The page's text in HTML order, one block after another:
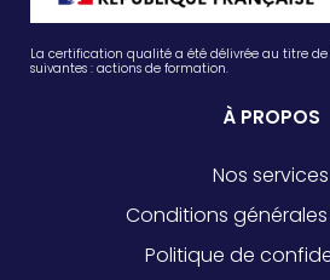
La certification qualité a été délivrée au titre de
suivantes : actions de formation.
À PROPOS
Nos services
Conditions
Politique de